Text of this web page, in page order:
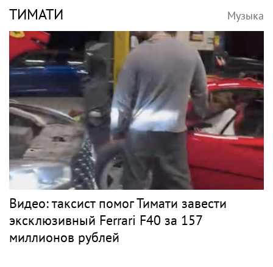
ТИМАТИ Музыка
Видео: таксист помог Тимати завести
эксклюзивный Ferrari F40 за 157
миллионов рублей